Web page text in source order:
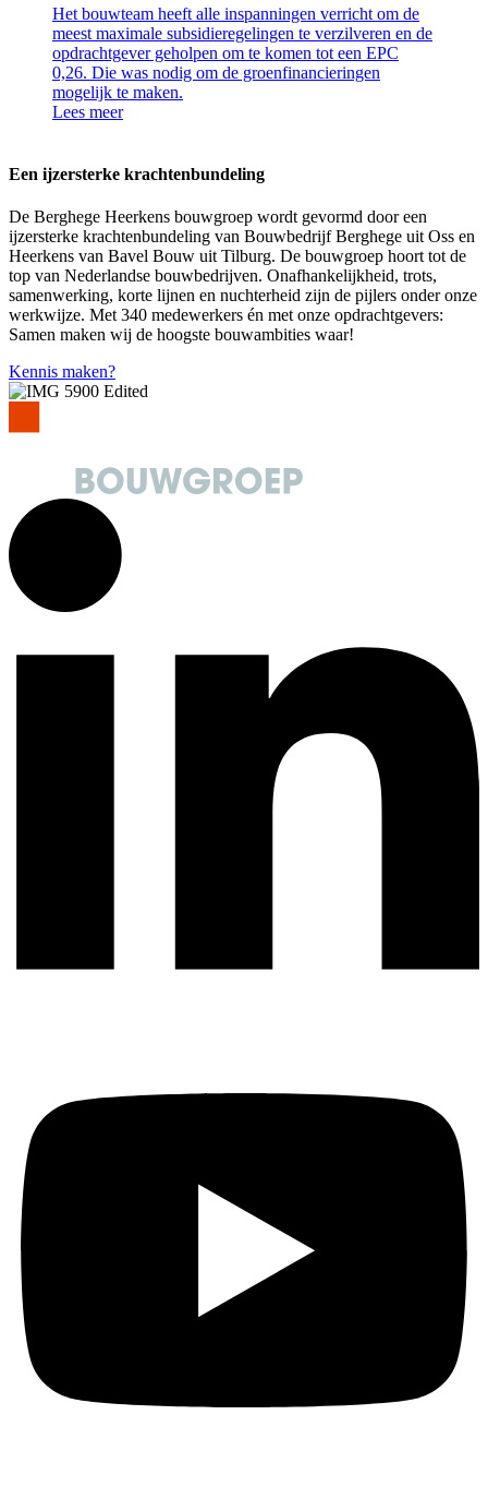
Het bouwteam heeft alle inspanningen verricht om de
meest maximale subsidieregelingen te verzilveren en de
opdrachtgever geholpen om te komen tot een EPC
0,26. Die was nodig om de groenfinancieringen
mogelijk te maken.
Lees meer
Een ijzersterke krachtenbundeling
De Berghege Heerkens bouwgroep wordt gevormd door een
ijzersterke krachtenbundeling van Bouwbedrijf Berghege uit Oss en
Heerkens van Bavel Bouw uit Tilburg. De bouwgroep hoort tot de
top van Nederlandse bouwbedrijven. Onafhankelijkheid, trots,
samenwerking, korte lijnen en nuchterheid zijn de pijlers onder onze
werkwijze. Met 340 medewerkers én met onze opdrachtgevers:
Samen maken wij de hoogste bouwambities waar!
Kennis maken?